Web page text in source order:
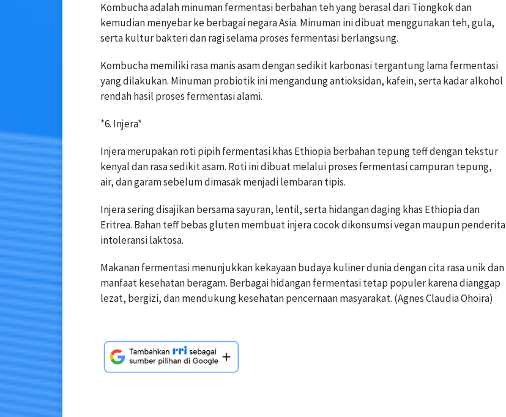
Kombucha adalah minuman fermentasi berbahan teh yang berasal dari Tiongkok dan
kemudian menyebar ke berbagai negara Asia. Minuman ini dibuat menggunakan teh, gula,
serta kultur bakteri dan ragi selama proses fermentasi berlangsung.
Kombucha memiliki rasa manis asam dengan sedikit karbonasi tergantung lama fermentasi
yang dilakukan. Minuman probiotik ini mengandung antioksidan, kafein, serta kadar alkohol
rendah hasil proses fermentasi alami.
*6. Injera*
Injera merupakan roti pipih fermentasi khas Ethiopia berbahan tepung teff dengan tekstur
kenyal dan rasa sedikit asam. Roti ini dibuat melalui proses fermentasi campuran tepung,
air, dan garam sebelum dimasak menjadi lembaran tipis.
Injera sering disajikan bersama sayuran, lentil, serta hidangan daging khas Ethiopia dan
Eritrea. Bahan teff bebas gluten membuat injera cocok dikonsumsi vegan maupun penderita
intoleransi laktosa.
Makanan fermentasi menunjukkan kekayaan budaya kuliner dunia dengan cita rasa unik dan
manfaat kesehatan beragam. Berbagai hidangan fermentasi tetap populer karena dianggap
lezat, bergizi, dan mendukung kesehatan pencernaan masyarakat. (Agnes Claudia Ohoira)